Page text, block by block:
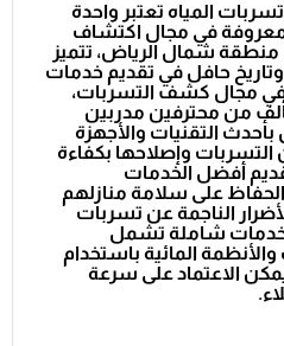
المياه تعتبر واحدة
في مجال اكتشاف
منطقة شمال الرياض، تتميز
حافل في تقديم خدمات
في مجال كشف التسربات،
من محترفين مدربين
التقنيات والأجهزة
وإصلاحها بكفاءة
أفضل الخدمات
الحفاظ على سلامة منازلهم
الناجمة عن تسربات
خدمات شاملة تشمل
المائية باستخدام
الاعتماد على سرعة